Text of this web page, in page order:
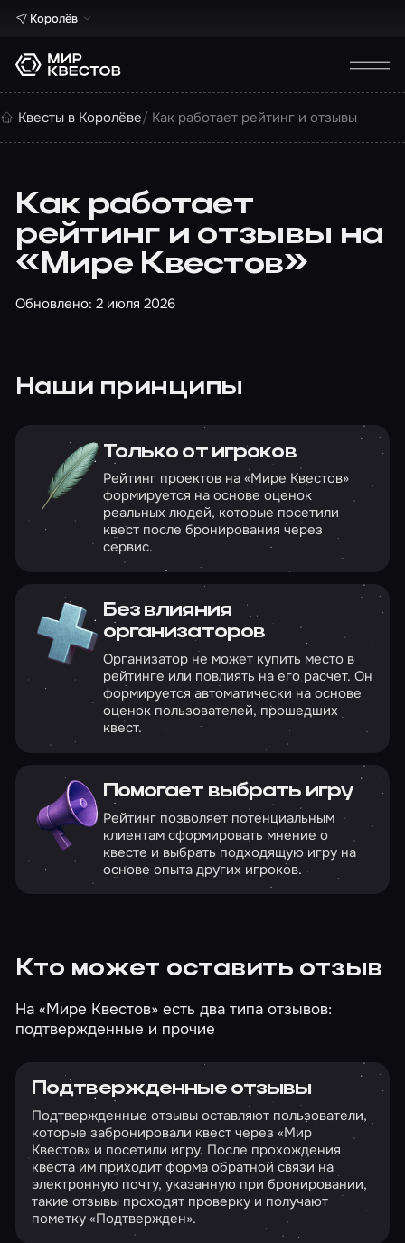
Королёв
Квесты в Королёве Как работает рейтинг и отзывы
Как работает
рейтинг и отзывы на
«Мире Квестов»
Обновлено: 2 июля 2026
Наши принципы
Только от игроков
Рейтинг проектов на «Мире Квестов»
формируется на основе оценок
реальных людей, которые посетили
квест после бронирования через
сервис.
Без влияния
организаторов
Организатор не может купить место в
рейтинге или повлиять на его расчет. Он
формируется автоматически на основе
оценок пользователей, прошедших
квест.
Помогает выбрать игру
Рейтинг позволяет потенциальным
клиентам сформировать мнение о
квесте и выбрать подходящую игру на
основе опыта других игроков.
Кто может оставить отзыв
На «Мире Квестов» есть два типа отзывов:
подтвержденные и прочие
Подтвержденные отзывы
Подтвержденные отзывы оставляют пользователи,
которые забронировали квест через «Мир
Квестов» и посетили игру. После прохождения
квеста им приходит форма обратной связи на
электронную почту, указанную при бронировании,
такие отзывы проходят проверку и получают
пометку «Подтвержден».